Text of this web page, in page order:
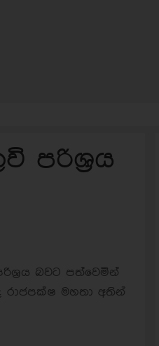
පරිශ්‍රය
බවට පත්වෙමින්
රාජපක්ෂ මහතා අතින්